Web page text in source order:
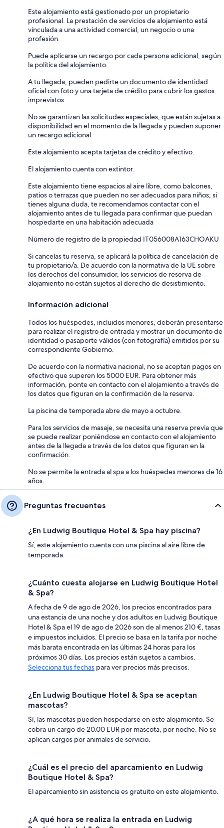
Este alojamiento está gestionado por un propietario
profesional. La prestación de servicios de alojamiento está
vinculada a una actividad comercial, un negocio o una
profesión.
Puede aplicarse un recargo por cada persona adicional, según
la política del alojamiento.
A tu llegada, pueden pedirte un documento de identidad
oficial con foto y una tarjeta de crédito para cubrir los gastos
imprevistos.
No se garantizan las solicitudes especiales, que están sujetas a
disponibilidad en el momento de la llegada y pueden suponer
un recargo adicional.
Este alojamiento acepta tarjetas de crédito y efectivo.
El alojamiento cuenta con extintor.
Este alojamiento tiene espacios al aire libre, como balcones,
patios o terrazas que pueden no ser adecuados para niños; si
tienes alguna duda, te recomendamos contactar con el
alojamiento antes de tu llegada para confirmar que puedan
hospedarte en una habitación adecuada
Número de registro de la propiedad IT056008A163CHOAKU
Si cancelas tu reserva, se aplicará la política de cancelación de
tu propietario/a. De acuerdo con la normativa de la UE sobre
los derechos del consumidor, los servicios de reserva de
alojamiento no están sujetos al derecho de desistimiento.
Información adicional
Todos los huéspedes, incluidos menores, deberán presentarse
para realizar el registro de entrada y mostrar un documento de
identidad o pasaporte válidos (con fotografía) emitidos por su
correspondiente Gobierno.
De acuerdo con la normativa nacional, no se aceptan pagos en
efectivo que superen los 5000 EUR. Para obtener más
información, ponte en contacto con el alojamiento a través de
los datos que figuran en la confirmación de la reserva.
La piscina de temporada abre de mayo a octubre.
Para los servicios de masaje, se necesita una reserva previa que
se puede realizar poniéndose en contacto con el alojamiento
antes de la llegada a través de los datos que figuran en la
confirmación.
No se permite la entrada al spa a los huéspedes menores de 16
años.
Preguntas frecuentes
¿En Ludwig Boutique Hotel & Spa hay piscina?
Sí, este alojamiento cuenta con una piscina al aire libre de
temporada.
¿Cuánto cuesta alojarse en Ludwig Boutique Hotel
& Spa?
A fecha de 9 de ago de 2026, los precios encontrados para
una estancia de una noche y dos adultos en Ludwig Boutique
Hotel & Spa el 19 de ago de 2026 son de al menos 210 €, tasas
e impuestos incluidos. El precio se basa en la tarifa por noche
más barata encontrada en las últimas 24 horas para los
próximos 30 días. Los precios están sujetos a cambios.
Selecciona tus fechas para ver precios más precisos.
¿En Ludwig Boutique Hotel & Spa se aceptan
mascotas?
Sí, las mascotas pueden hospedarse en este alojamiento. Se
cobra un cargo de 20.00 EUR por mascota, por noche. No se
aplican cargos por animales de servicio.
¿Cuál es el precio del aparcamiento en Ludwig
Boutique Hotel & Spa?
El aparcamiento sin asistencia es gratuito en este alojamiento.
¿A qué hora se realiza la entrada en Ludwig